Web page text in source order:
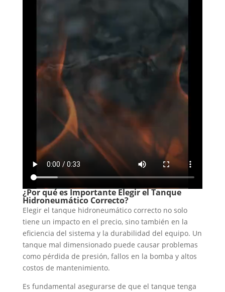
¿Por qué es Importante Elegir el Tanque
Hidroneumático Correcto?
Elegir el tanque hidroneumático correcto no solo
tiene un impacto en el precio, sino también en la
eficiencia del sistema y la durabilidad del equipo. Un
tanque mal dimensionado puede causar problemas
como pérdida de presión, fallos en la bomba y altos
costos de mantenimiento.
Es fundamental asegurarse de que el tanque tenga